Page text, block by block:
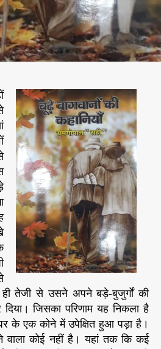
तेजी से उसने अपने बड़े-बुजुर्गों की
जिसका परिणाम यह निकला है
के एक कोने में उपेक्षित हुआ पड़ा है।
कोई नहीं है। यहां तक कि कई